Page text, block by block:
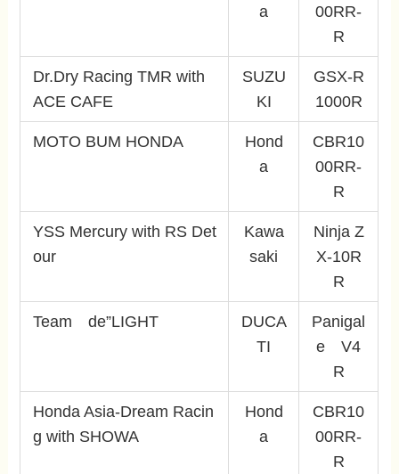
a
00RR-
R
Dr.Dry Racing TMR with
ACE CAFE
SUZU
KI
GSX-R
1000R
MOTO BUM HONDA
Hond
a
CBR10
00RR-
R
YSS Mercury with RS Det
our
Kawa
saki
Ninja Z
X-10R
R
Team de”LIGHT
DUCA
TI
Panigal
e V4
R
Honda Asia-Dream Racin
g with SHOWA
Hond
a
CBR10
00RR-
R